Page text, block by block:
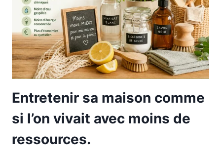
Entretenir sa maison comme
si l’on vivait avec moins de
ressources.